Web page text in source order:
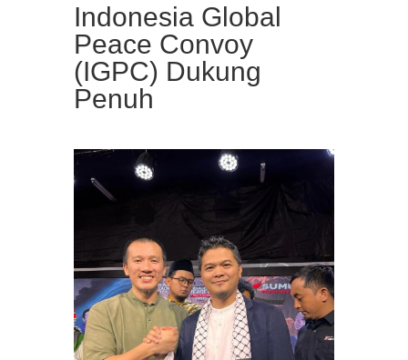
Indonesia Global
Peace Convoy
(IGPC) Dukung
Penuh